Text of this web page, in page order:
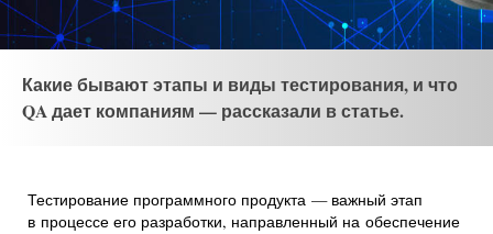
Какие бывают этапы и виды тестирования, и что
QA дает компаниям — рассказали в статье.
Тестирование программного продукта — важный этап
в процессе его разработки, направленный на обеспечение